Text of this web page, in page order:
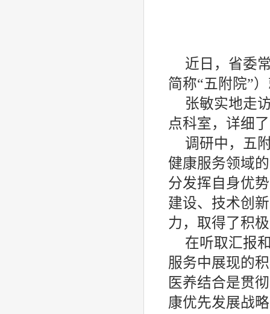
近日，省委
简称“五附院”
张敏实地走
点科室，详细
调研中，五
健康服务领域
分发挥自身优
建设、技术创
力，取得了积
在听取汇报
服务中展现的
医养结合是贯
康优先发展战